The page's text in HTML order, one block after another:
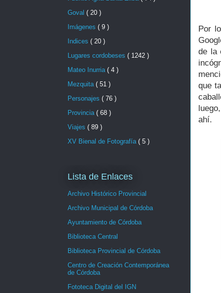
Por
de la
que
ahí.
Goval ( 20 )
Imágenes ( 9 )
Indices ( 20 )
Lugares cordobeses ( 1242 )
Mateo Inurria ( 4 )
Mezquita ( 51 )
Personajes ( 76 )
Provincia ( 68 )
Viajes ( 89 )
XV Bienal de Fotografía ( 5 )
Lista de Enlaces
Archivo Histórico Provincial
Archivo Municipal de Córdoba
Ayuntamiento de Córdoba
Biblioteca Central
Biblioteca Provincial de Córdoba
Centro de Creación Contemporánea
de Córdoba
Fototeca Digital del IGN